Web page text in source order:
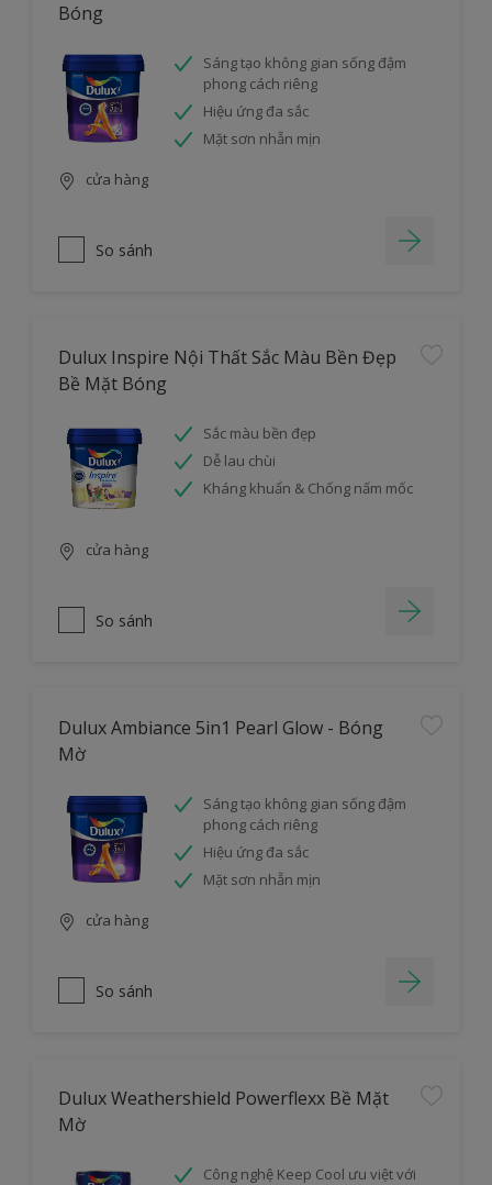
Bóng
Sáng tạo không gian sống đậm
phong cách riêng
Hiệu ứng đa sắc
Mặt sơn nhẵn mịn
cửa hàng
So sánh
Dulux Inspire Nội Thất Sắc Màu Bền Đẹp
Bề Mặt Bóng
Sắc màu bền đẹp
Dễ lau chùi
Kháng khuẩn & Chống nấm mốc
cửa hàng
So sánh
Dulux Ambiance 5in1 Pearl Glow - Bóng
Mờ
Sáng tạo không gian sống đậm
phong cách riêng
Hiệu ứng đa sắc
Mặt sơn nhẵn mịn
cửa hàng
So sánh
Dulux Weathershield Powerflexx Bề Mặt
Mờ
Công nghệ Keep Cool ưu việt với